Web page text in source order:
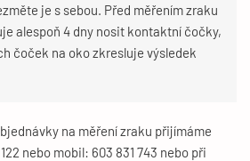
je s sebou. Před měřením zraku
alespoň 4 dny nosit kontaktní čočky,
čoček na oko zkresluje výsledek
na měření zraku přijímáme
nebo mobil: 603 831 743 nebo při